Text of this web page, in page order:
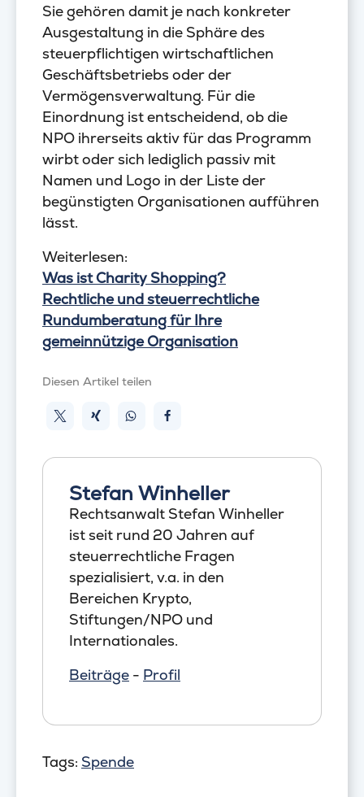
Sie gehören damit je nach konkreter
Ausgestaltung in die Sphäre des
steuerpflichtigen wirtschaftlichen
Geschäftsbetriebs oder der
Vermögensverwaltung. Für die
Einordnung ist entscheidend, ob die
NPO ihrerseits aktiv für das Programm
wirbt oder sich lediglich passiv mit
Namen und Logo in der Liste der
begünstigten Organisationen aufführen
lässt.
Weiterlesen:
Was ist Charity Shopping?
Rechtliche und steuerrechtliche
Rundumberatung für Ihre
gemeinnützige Organisation
Diesen Artikel teilen
Stefan Winheller
Rechtsanwalt Stefan Winheller
ist seit rund 20 Jahren auf
steuerrechtliche Fragen
spezialisiert, v.a. in den
Bereichen Krypto,
Stiftungen/NPO und
Internationales.
Beiträge - Profil
Tags: Spende